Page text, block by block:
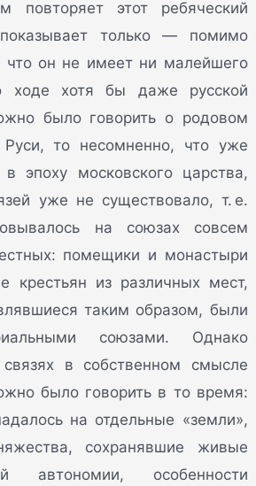
этот ребяческий
только — помимо
что он не имеет ни малейшего
ходе хотя бы даже русской
было говорить о родовом
то несомненно, что уже
эпоху московского царства,
уже не существовало, т. е.
на союзах совсем
помещики и монастыри
крестьян из различных мест,
таким образом, были
союзами. Однако
в собственном смысле
было говорить в то время:
на отдельные «земли»,
сохранявшие живые
автономии, особенности